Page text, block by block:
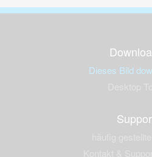
Dieses Bild